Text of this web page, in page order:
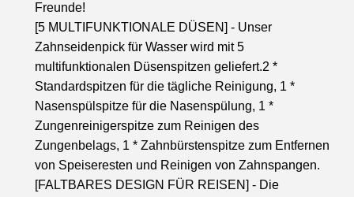
Freunde!
[5 MULTIFUNKTIONALE DÜSEN] - Unser
Zahnseidenpick für Wasser wird mit 5
multifunktionalen Düsenspitzen geliefert.2 *
Standardspitzen für die tägliche Reinigung, 1 *
Nasenspülspitze für die Nasenspülung, 1 *
Zungenreinigerspitze zum Reinigen des
Zungenbelags, 1 * Zahnbürstenspitze zum Entfernen
von Speiseresten und Reinigen von Zahnspangen.
[FALTBARES DESIGN FÜR REISEN] - Die